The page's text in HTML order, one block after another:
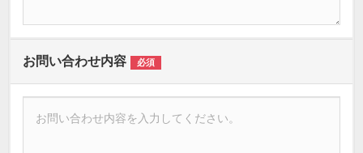
お問い合わせ内容 必須